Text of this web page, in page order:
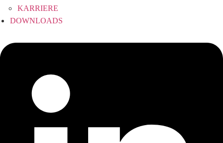
KARRIERE
DOWNLOADS